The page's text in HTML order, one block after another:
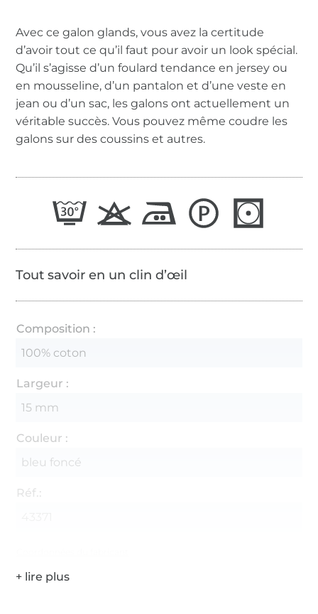
Avec ce galon glands, vous avez la certitude
d’avoir tout ce qu’il faut pour avoir un look spécial.
Qu’il s’agisse d’un foulard tendance en jersey ou
en mousseline, d’un pantalon et d’une veste en
jean ou d’un sac, les galons ont actuellement un
véritable succès. Vous pouvez même coudre les
galons sur des coussins et autres.
Tout savoir en un clin d’œil
Composition :
100% coton
Largeur :
15 mm
Couleur :
bleu foncé
Réf.: